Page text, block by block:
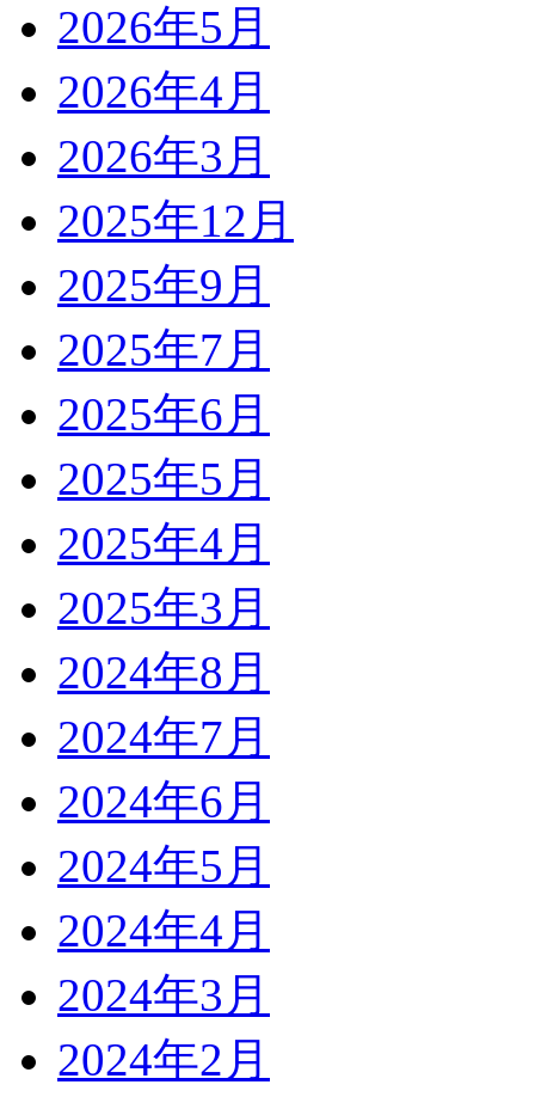
2026年5月
2026年4月
2026年3月
2025年12月
2025年9月
2025年7月
2025年6月
2025年5月
2025年4月
2025年3月
2024年8月
2024年7月
2024年6月
2024年5月
2024年4月
2024年3月
2024年2月